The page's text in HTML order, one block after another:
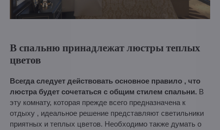
В спальню принадлежат люстры теплых
цветов
Всегда следует действовать основное правило , что
люстра будет сочетаться с общим стилем спальни. В
эту комнату, которая прежде всего предназначена к
отдыху , идеальное решение представляют светильники
приятных и теплых цветов. Необходимо также думать о